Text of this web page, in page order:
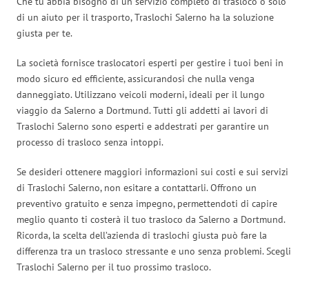
di un aiuto per il trasporto, Traslochi Salerno ha la soluzione
giusta per te.
La società fornisce traslocatori esperti per gestire i tuoi beni in
modo sicuro ed efficiente, assicurandosi che nulla venga
danneggiato. Utilizzano veicoli moderni, ideali per il lungo
viaggio da Salerno a Dortmund. Tutti gli addetti ai lavori di
Traslochi Salerno sono esperti e addestrati per garantire un
processo di trasloco senza intoppi.
Se desideri ottenere maggiori informazioni sui costi e sui servizi
di Traslochi Salerno, non esitare a contattarli. Offrono un
preventivo gratuito e senza impegno, permettendoti di capire
meglio quanto ti costerà il tuo trasloco da Salerno a Dortmund.
Ricorda, la scelta dell’azienda di traslochi giusta può fare la
differenza tra un trasloco stressante e uno senza problemi. Scegli
Traslochi Salerno per il tuo prossimo trasloco.